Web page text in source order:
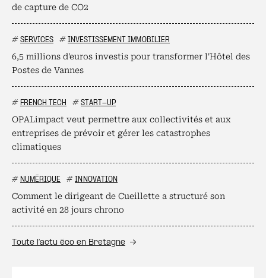
de capture de CO2
# SERVICES # INVESTISSEMENT IMMOBILIER
6,5 millions d'euros investis pour transformer l'Hôtel des
Postes de Vannes
# FRENCH TECH # START-UP
OPALimpact veut permettre aux collectivités et aux
entreprises de prévoir et gérer les catastrophes
climatiques
# NUMÉRIQUE # INNOVATION
Comment le dirigeant de Cueillette a structuré son
activité en 28 jours chrono
Toute l’actu éco en Bretagne